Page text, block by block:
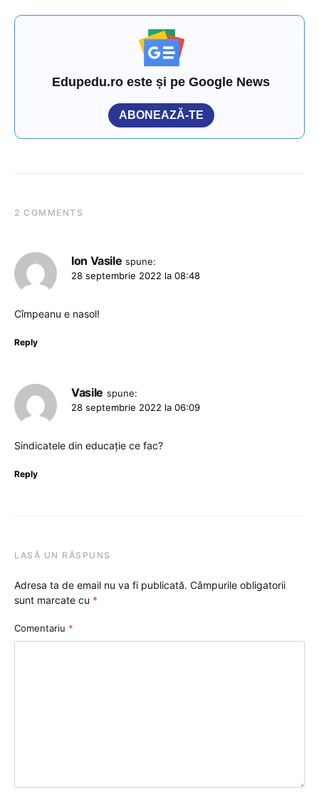
Edupedu.ro este și pe Google News
ABONEAZĂ-TE
2 COMMENTS
Ion Vasile spune:
28 septembrie 2022 la 08:48
Cîmpeanu e nasol!
Reply
Vasile spune:
28 septembrie 2022 la 06:09
Sindicatele din educație ce fac?
Reply
LASĂ UN RĂSPUNS
Adresa ta de email nu va fi publicată. Câmpurile obligatorii
sunt marcate cu *
Comentariu *